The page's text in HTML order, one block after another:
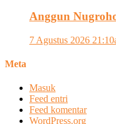
Anggun
7 Agustus 2026 21:10
Meta
Masuk
Feed entri
Feed komentar
WordPress.org